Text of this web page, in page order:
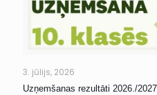
3. jūlijs, 2026
Uzņemšanas rezultāti 2026./